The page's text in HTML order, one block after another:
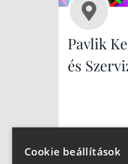
Pavlik
és
Cookie beállítások